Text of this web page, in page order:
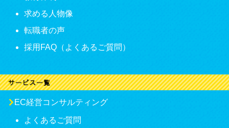
求める人物像
転職者の声
採用FAQ（よくあるご質問）
EC経営コンサルティング
よくあるご質問